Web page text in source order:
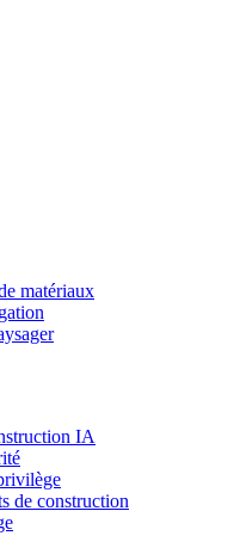
matériaux
IA
de construction